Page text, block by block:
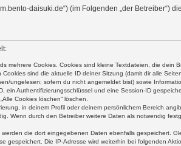
daisuki.de“) (im Folgenden „der Betreiber“)
mehrere Cookies. Cookies sind kleine Textdateien, die dein
sind die aktuelle ID deiner Sitzung (damit dir alle
ungelesen; sofern du nicht angemeldet bist) sowie
ein Authentifizierungsschlüssel und eine Session-ID
Cookies löschen“ löschen.
in deinem Profil oder deinem persönlichem Bereich
Wenn durch den Betreiber weitere Daten als notwendig
die dort eingegebenen Daten ebenfalls gespeichert.
gespeichert. Die IP-Adresse wird weiterhin bei folgenden